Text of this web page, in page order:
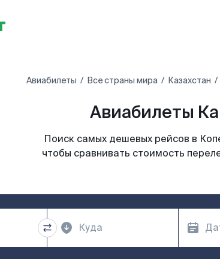
Авиабилеты Все страны мира Казахстан
Авиабилеты
Поиск самых дешевых рейсов в
чтобы сравнивать стоимость